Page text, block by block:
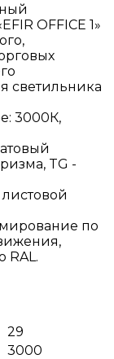
OFFICE 1»
светильника
3000К,
TG -
по
RAL.
29
3000